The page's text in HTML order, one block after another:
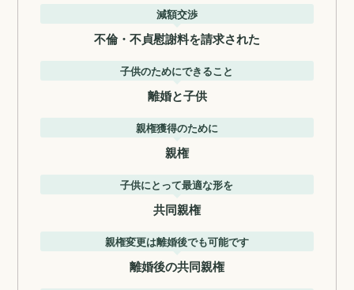
減額交渉
不倫・不貞慰謝料を請求された
子供のためにできること
離婚と子供
親権獲得のために
親権
子供にとって最適な形を
共同親権
親権変更は離婚後でも可能です
離婚後の共同親権